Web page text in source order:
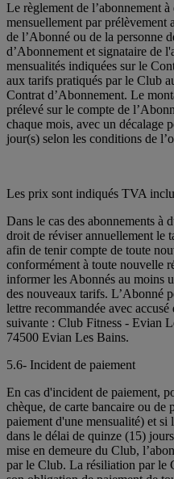
Le règlement de l’abonnement
mensuellement par prélèvement
de l’Abonné ou de la personne
d’Abonnement et signataire de
mensualités indiquées sur le
aux tarifs pratiqués par le Club
Contrat d’Abonnement. Le
prélevé sur le compte de
chaque mois, avec un décalage
jour(s) selon les conditions de
Les prix sont indiqués TVA
Dans le cas des abonnements à
droit de réviser annuellement le
afin de tenir compte de toute
conformément à toute nouvelle
informer les Abonnés au moins
des nouveaux tarifs. L’Abonné
lettre recommandée avec accusé
suivante : Club Fitness - Evian
74500 Evian Les Bains.
5.6- Incident de paiement
En cas d'incident de paiement,
chèque, de carte bancaire ou de
paiement d'une mensualité) et si
dans le délai de quinze (15)
mise en demeure du Club,
par le Club. La résiliation par le